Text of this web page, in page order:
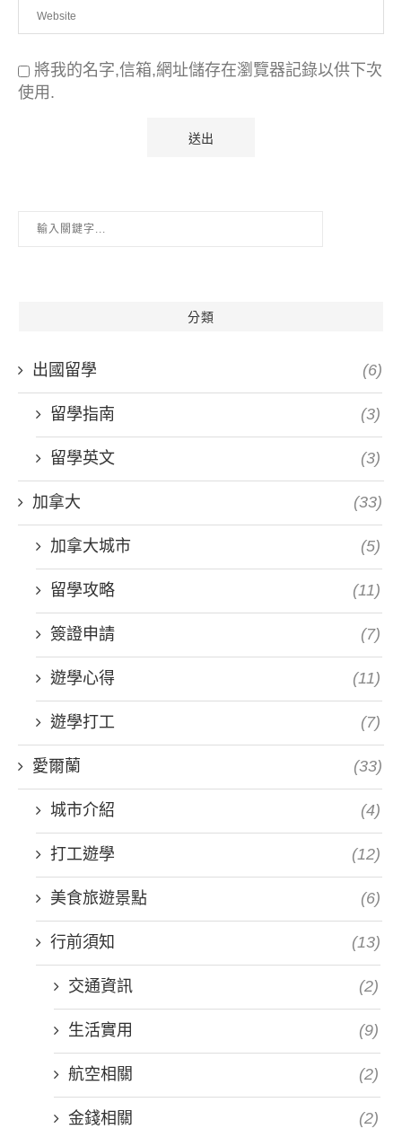
將我的名字,信箱,網址儲存在瀏覽器記錄以供下次
使用.
分類
出國留學 (6)
留學指南 (3)
留學英文 (3)
加拿大 (33)
加拿大城市 (5)
留學攻略 (11)
簽證申請 (7)
遊學心得 (11)
遊學打工 (7)
愛爾蘭 (33)
城市介紹 (4)
打工遊學 (12)
美食旅遊景點 (6)
行前須知 (13)
交通資訊 (2)
生活實用 (9)
航空相關 (2)
金錢相關 (2)